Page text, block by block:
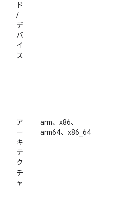
ド
/
デ
バ
イ
ス
ア
ー
キ
テ
ク
チ
ャ
arm、x86、
arm64、x86_64